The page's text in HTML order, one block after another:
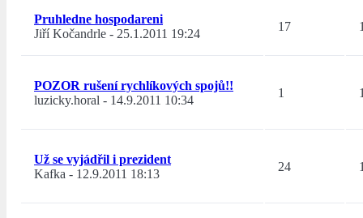
Pruhledne hospodareni
Jiří Kočandrle - 25.1.2011 19:24
17
POZOR rušení rychlíkových spojů!!
luzicky.horal - 14.9.2011 10:34
1
Už se vyjádřil i prezident
Kafka - 12.9.2011 18:13
24